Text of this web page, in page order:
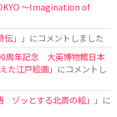
〜Imagination of
」
」にコメントしました
周年記念 大英博物館日本
た江戸絵画」にコメントし
ゾッとする北斎の絵」
」に